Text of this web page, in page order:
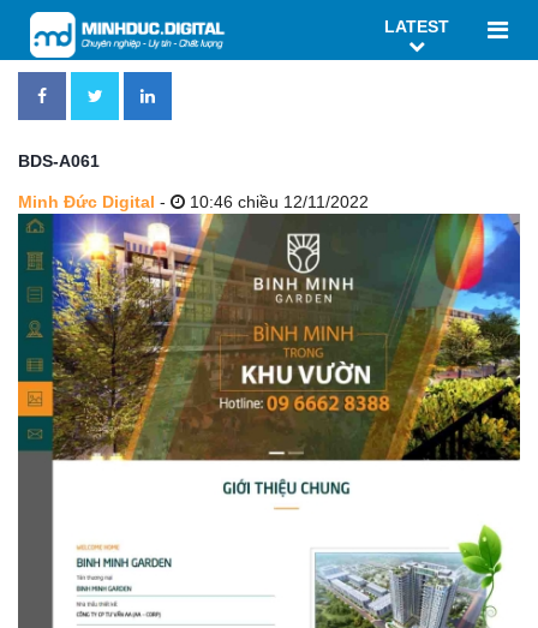
LATEST
BDS-A061
Minh Đức Digital - 10:46 chiều 12/11/2022